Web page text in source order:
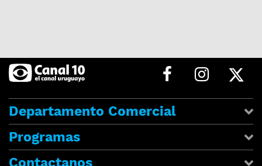
Departamento Comercial
Programas